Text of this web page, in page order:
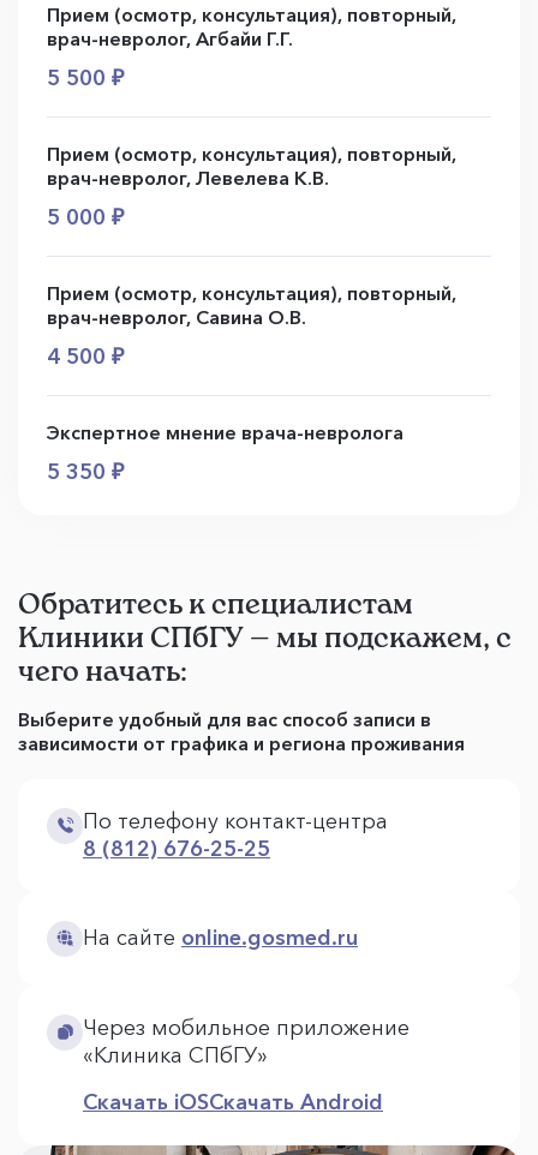
Прием (осмотр, консультация), повторный,
врач-невролог, Агбайи Г.Г.
5 500 ₽
Прием (осмотр, консультация), повторный,
врач-невролог, Левелева К.В.
5 000 ₽
Прием (осмотр, консультация), повторный,
врач-невролог, Савина О.В.
4 500 ₽
Экспертное мнение врача-невролога
5 350 ₽
Обратитесь к специалистам
Клиники СПбГУ — мы подскажем, с
чего начать:
Выберите удобный для вас способ записи в
зависимости от графика и региона проживания
По телефону контакт-центра
8 (812) 676-25-25
На сайте online.gosmed.ru
Через мобильное приложение
«Клиника СПбГУ»
Скачать iOSСкачать Android